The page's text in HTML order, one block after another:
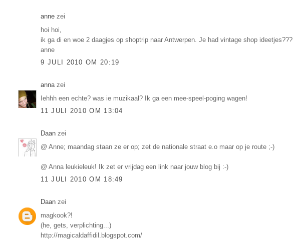
anne zei
hoi hoi,
ik ga di en woe 2 daagjes op shoptrip naar Antwerpen. Je had vintage shop ideetjes???
anne
9 JULI 2010 OM 20:19
annazei
Iehhh een echte? was ie muzikaal? Ik ga een mee-speel-poging wagen!
11 JULI 2010 OM 13:04
Daan zei
@ Anne; maandag staan ze er op; zet de nationale straat e.o maar op je route ;-)
@ Anna leukieleuk! Ik zet er vrijdag een link naar jouw blog bij :-)
11 JULI 2010 OM 18:49
Daanzei
magkook?!
(he, gets, verplichting...)
http://magicaldaffidil.blogspot.com/